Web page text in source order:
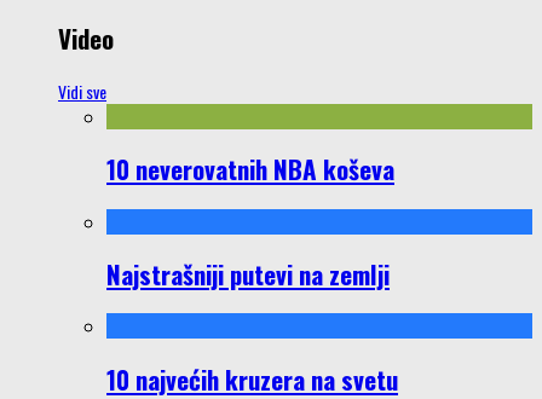
Video
Vidi sve
10 neverovatnih NBA koševa
Najstrašniji putevi na zemlji
10 najvećih kruzera na svetu